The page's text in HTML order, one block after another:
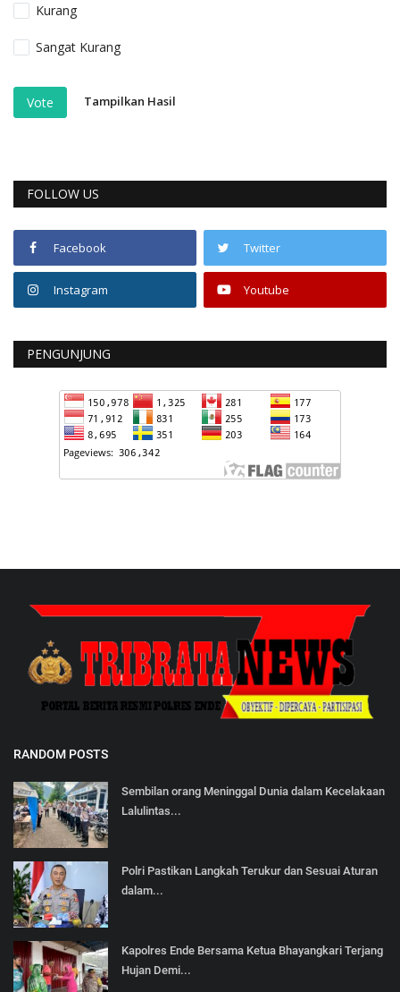
Kurang
Sangat Kurang
Vote Tampilkan Hasil
FOLLOW US
Facebook Twitter
Instagram Youtube
PENGUNJUNG
RANDOM POSTS
Sembilan orang Meninggal Dunia dalam Kecelakaan
Lalulintas...
Polri Pastikan Langkah Terukur dan Sesuai Aturan
dalam...
Kapolres Ende Bersama Ketua Bhayangkari Terjang
Hujan Demi...